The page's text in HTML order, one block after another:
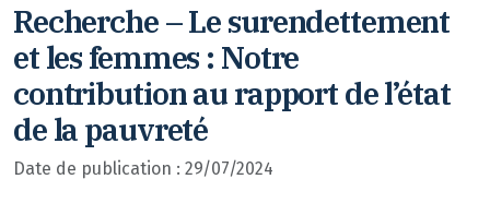
Recherche – Le surendettement
et les femmes : Notre
contribution au rapport de l’état
de la pauvreté
Date de publication : 29/07/2024